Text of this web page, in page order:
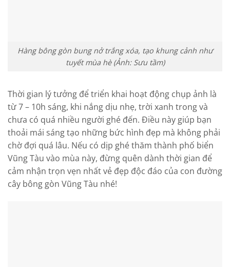
Hàng bông gòn bung nở trắng xóa, tạo khung cảnh như
tuyết mùa hè (Ảnh: Sưu tầm)
Thời gian lý tưởng để triển khai hoạt động chụp ảnh là
từ 7 – 10h sáng, khi nắng dịu nhẹ, trời xanh trong và
chưa có quá nhiều người ghé đến. Điều này giúp bạn
thoải mái sáng tạo những bức hình đẹp mà không phải
chờ đợi quá lâu. Nếu có dịp ghé thăm thành phố biển
Vũng Tàu vào mùa này, đừng quên dành thời gian để
cảm nhận trọn vẹn nhất vẻ đẹp độc đáo của con đường
cây bông gòn Vũng Tàu nhé!